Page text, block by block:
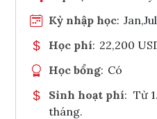
Kỳ nhập học:
Học phí: 22,200
Học bổng: Có
Sinh hoạt phí: Từ
tháng.